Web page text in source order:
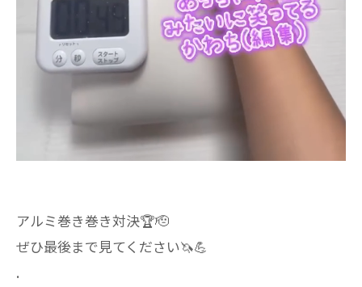
アルミ巻き巻き対決🏆🫡
ぜひ最後まで見てください🦄💪
.